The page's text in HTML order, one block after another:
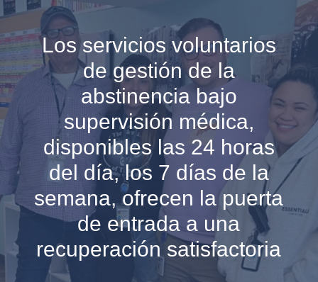
Los servicios voluntarios
de gestión de la
abstinencia bajo
supervisión médica,
disponibles las 24 horas
del día, los 7 días de la
semana, ofrecen la puerta
de entrada a una
recuperación satisfactoria